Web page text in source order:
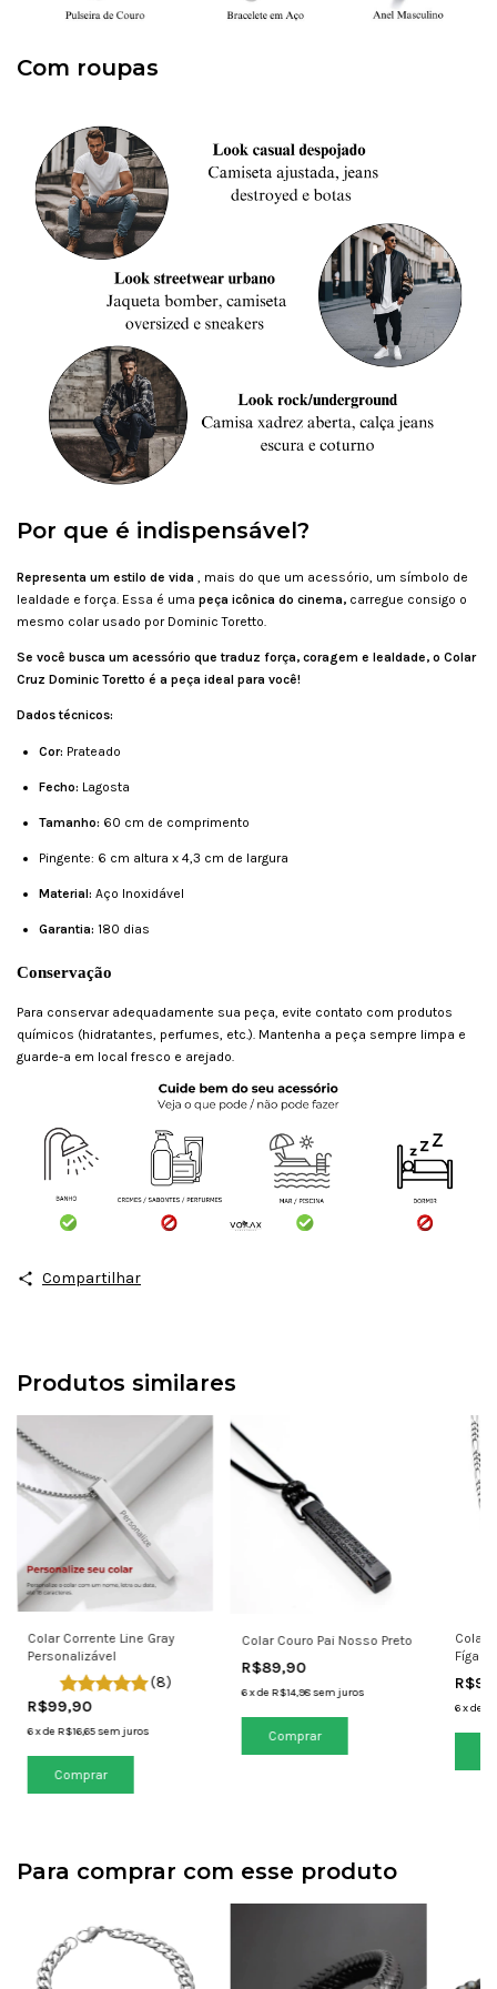
Com roupas
Por que é indispensável?
Representa um estilo de vida , mais do que um acessório, um símbolo de
lealdade e força. Essa é uma peça icônica do cinema, carregue consigo o
mesmo colar usado por Dominic Toretto.
Se você busca um acessório que traduz força, coragem e lealdade, o Colar
Cruz Dominic Toretto é a peça ideal para você!
Dados técnicos:
Cor: Prateado
Fecho: Lagosta
Tamanho: 60 cm de comprimento
Pingente: 6 cm altura x 4,3 cm de largura
Material: Aço Inoxidável
Garantia: 180 dias
Conservação
Para conservar adequadamente sua peça, evite contato com produtos
químicos (hidratantes, perfumes, etc.). Mantenha a peça sempre limpa e
guarde-a em local fresco e arejado.
Compartilhar
Produtos similares
Colar Corrente Line Gray
Personalizável
(8)
R$99,90
6xdeR$16,65sem juros
Colar Couro Pai Nosso Preto
R$89,90
6xdeR$14,98 sem juros
Colar
Fígaro
6xde
Para comprar com esse produto